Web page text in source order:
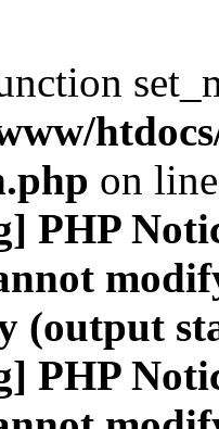
on
PHP
(output
PHP